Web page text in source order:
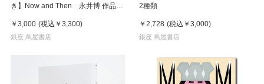
き】Now and Then 永井博 作品
￥3,000 (税込 ￥3,300)
銀座 蔦屋書店
2種類
￥2,728 (税込 ￥3,000)
銀座 蔦屋書店